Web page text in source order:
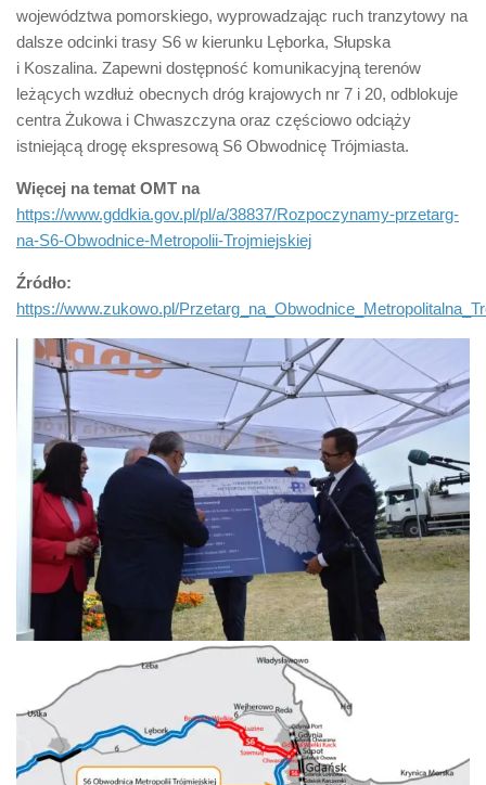
województwa pomorskiego, wyprowadzając ruch tranzytowy na
dalsze odcinki trasy S6 w kierunku Lęborka, Słupska
i Koszalina. Zapewni dostępność komunikacyjną terenów
leżących wzdłuż obecnych dróg krajowych nr 7 i 20, odblokuje
centra Żukowa i Chwaszczyna oraz częściowo odciąży
istniejącą drogę ekspresową S6 Obwodnicę Trójmiasta.
Więcej na temat OMT na
https://www.gddkia.gov.pl/pl/a/38837/Rozpoczynamy-przetarg-
na-S6-Obwodnice-Metropolii-Trojmiejskiej
Źródło:
https://www.zukowo.pl/